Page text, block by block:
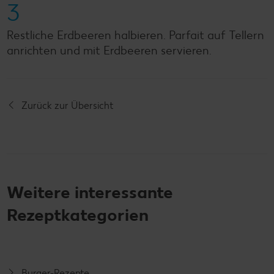
3
Restliche Erdbeeren halbieren. Parfait auf Tellern
anrichten und mit Erdbeeren servieren.
Zurück zur Übersicht
Weitere interessante
Rezeptkategorien